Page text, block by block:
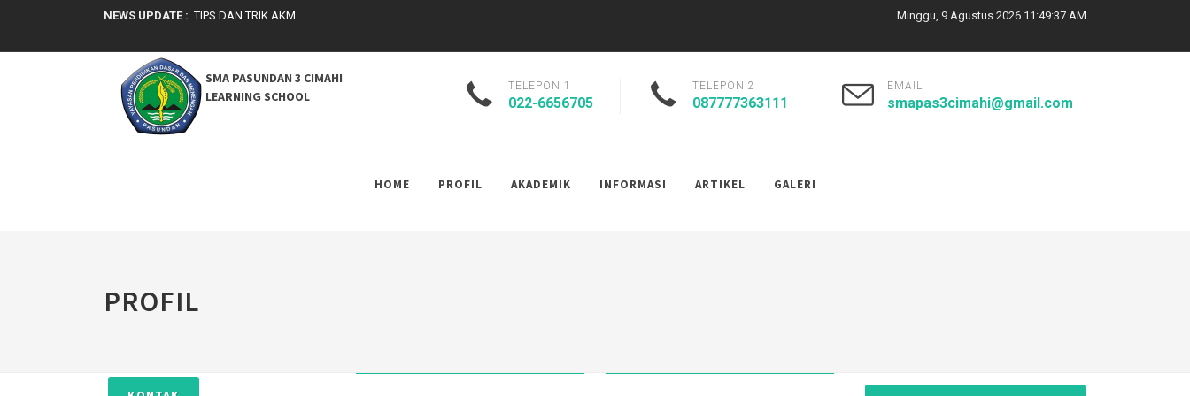
NEWS UPDATE :
Seleksi Nasional Masuk PTN (SNMPTN)...
TIPS DAN TRIK AKM...
Minggu, 9 Agustus 2026 11:49:38 AM
SMA PASUNDAN 3 CIMAHI
LEARNING SCHOOL
TELEPON 1
022-6656705
TELEPON 2
087777363111
EMAIL
smapas3cimahi@gmail.com
HOME PROFIL AKADEMIK INFORMASI ARTIKEL GALERI
PROFIL